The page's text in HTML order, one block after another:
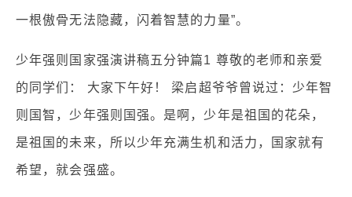
一根傲骨无法隐藏，闪着智慧的力量”。
少年强则国家强演讲稿五分钟篇1 尊敬的老师和亲爱
的同学们： 大家下午好！ 梁启超爷爷曾说过：少年智
则国智，少年强则国强。是啊，少年是祖国的花朵，
是祖国的未来，所以少年充满生机和活力，国家就有
希望，就会强盛。